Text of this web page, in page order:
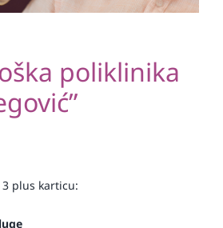
poliklinika
plus karticu: